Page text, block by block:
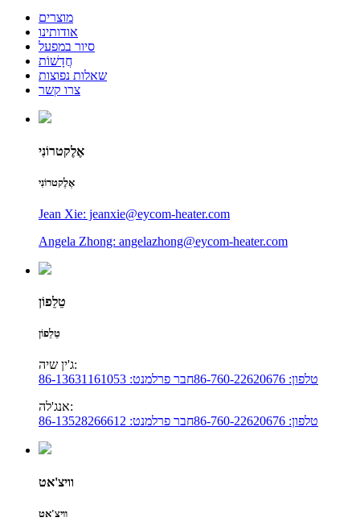
מוצרים
אודותינו
סיור במפעל
חֲדָשׁוֹת
שאלות נפוצות
צרו קשר
אֶלֶקטרוֹנִי
אֶלֶקטרוֹנִי
Jean Xie: jeanxie@eycom-heater.com
Angela Zhong: angelazhong@eycom-heater.com
טֵלֵפוֹן
טֵלֵפוֹן
ג'ין שיה:
טלפון: 86-760-22620676
חבר פרלמנט: 86-13631161053
אנג'לה:
טלפון: 86-760-22620676
חבר פרלמנט: 86-13528266612
וויצ'אט
וויצ'אט